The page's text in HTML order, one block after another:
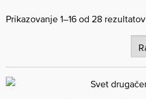
Prikazovanje 1–16 od 28 rezultatov